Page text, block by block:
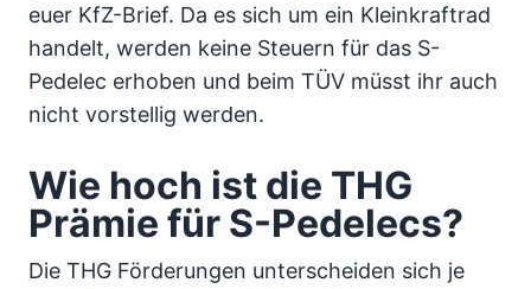
euer KfZ-Brief. Da es sich um ein Kleinkraftrad
handelt, werden keine Steuern für das S-
Pedelec erhoben und beim TÜV müsst ihr auch
nicht vorstellig werden.
Wie hoch ist die THG
Prämie für S-Pedelecs?
Die THG Förderungen unterscheiden sich je